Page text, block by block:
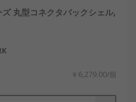
丸型コネクタバックシェル,
￥6,279.00/個